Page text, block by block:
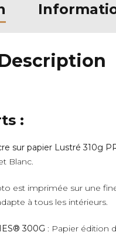
:
sur papier Lustré 310g
Blanc.
est imprimée sur une
à tous les intérieurs.
300G : Papier édition